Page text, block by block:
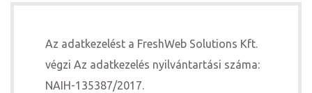
Az adatkezelést a FreshWeb Solutions Kft.
végzi Az adatkezelés nyilvántartási száma:
NAIH-135387/2017.